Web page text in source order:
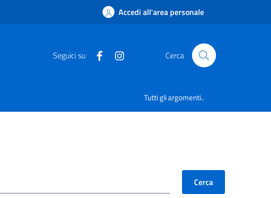
Accedi all'area personale
Seguici su Cerca
Tutti gli argomenti..
Cerca